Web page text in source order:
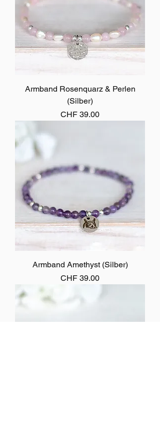
Armband Rosenquarz & Perlen
(Silber)
Preis
CHF 39.00
Armband Amethyst (Silber)
Preis
CHF 39.00